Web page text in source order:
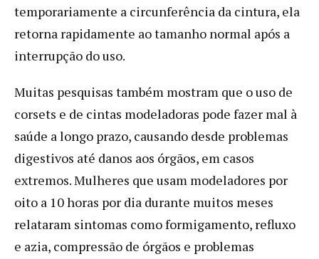
temporariamente a circunferência da cintura, ela
retorna rapidamente ao tamanho normal após a
interrupção do uso.
Muitas pesquisas também mostram que o uso de
corsets e de cintas modeladoras pode fazer mal à
saúde a longo prazo, causando desde problemas
digestivos até danos aos órgãos, em casos
extremos. Mulheres que usam modeladores por
oito a 10 horas por dia durante muitos meses
relataram sintomas como formigamento, refluxo
e azia, compressão de órgãos e problemas